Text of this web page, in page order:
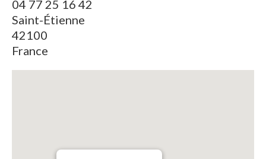
04 77 25 16 42
Saint-Étienne
42100
France